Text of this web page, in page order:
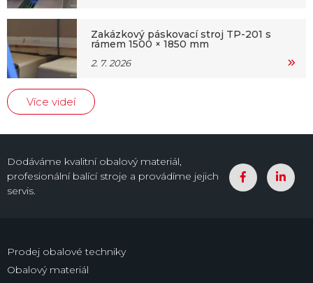
Zakázkový páskovací stroj TP-201 s
rámem 1500 × 1850 mm
2. 7. 2026
Více videí
Dodáváme kvalitní obalový materiál,
profesionální balící stroje a provádíme jejich
servis.
Prodej obalové techniky
Obalový materiál